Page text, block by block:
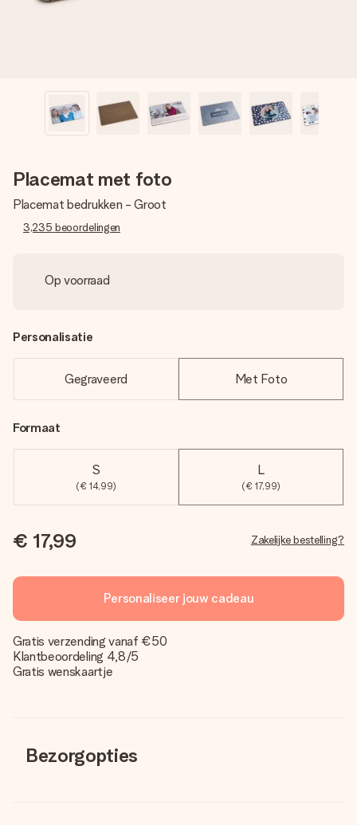
Placemat met foto
Placemat bedrukken - Groot
3,235 beoordelingen
Op voorraad
Personalisatie
Gegraveerd Met Foto
Formaat
S
(€ 14,99)
L
(€ 17,99)
€ 17,99 Zakelijke bestelling?
Personaliseer jouw cadeau
Gratis verzending vanaf €50
Klantbeoordeling 4,8/5
Gratis wenskaartje
Bezorgopties